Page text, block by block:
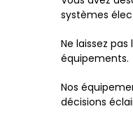
systèmes
Ne laissez
équipements.
Nos
décisions